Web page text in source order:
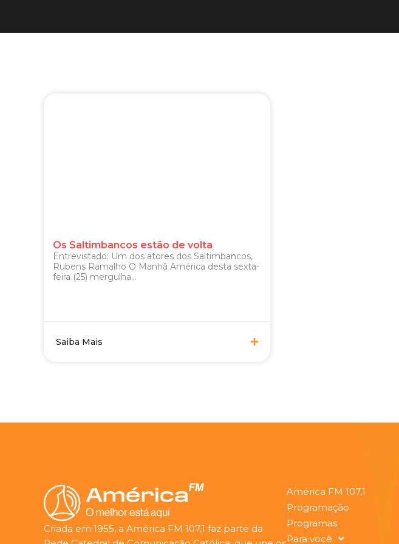
Os Saltimbancos estão de volta
Entrevistado: Um dos atores dos Saltimbancos,
Rubens Ramalho O Manhã América desta sexta-
feira (25) mergulha...
Saiba Mais
Criada em 1955, a América FM 107,1 faz parte da
América FM 107,1
Programação
Programas
Para você